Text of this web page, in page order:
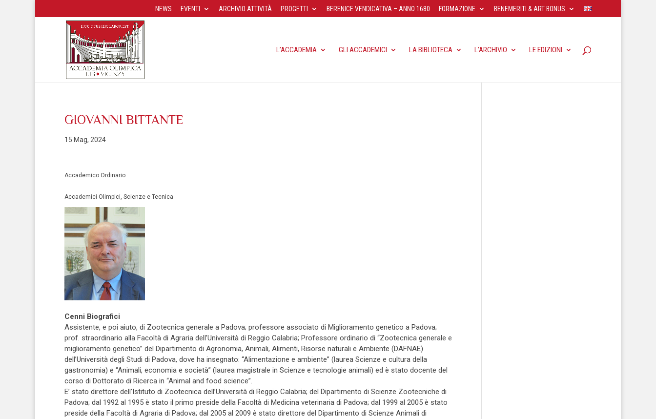
NEWS EVENTI ARCHIVIO ATTIVITÀ PROGETTI BERENICE VENDICATIVA – ANNO 1680 FORMAZIONE BENEMERITI & ART BONUS
L’ACCADEMIA GLI ACCADEMICI LA BIBLIOTECA L’ARCHIVIO LE EDIZIONI
GIOVANNI BITTANTE
15 Mag, 2024
Accademico Ordinario
Accademici Olimpici, Scienze e Tecnica
Cenni Biografici
Assistente, e poi aiuto, di Zootecnica generale a Padova; professore associato di Miglioramento genetico a Padova;
prof. straordinario alla Facoltà di Agraria dell’Università di Reggio Calabria; Professore ordinario di “Zootecnica generale e
miglioramento genetico” del Dipartimento di Agronomia, Animali, Alimenti, Risorse naturali e Ambiente (DAFNAE)
dell’Università degli Studi di Padova, dove ha insegnato: “Alimentazione e ambiente” (laurea Scienze e cultura della
gastronomia) e “Animali, economia e società” (laurea magistrale in Scienze e tecnologie animali) ed è stato docente del
corso di Dottorato di Ricerca in “Animal and food science”.
E’ stato direttore dell’Istituto di Zootecnica dell’Università di Reggio Calabria; del Dipartimento di Scienze Zootecniche di
Padova; dal 1992 al 1995 è stato il primo preside della Facoltà di Medicina veterinaria di Padova; dal 1999 al 2005 è stato
preside della Facoltà di Agraria di Padova; dal 2005 al 2009 è stato direttore del Dipartimento di Scienze Animali di